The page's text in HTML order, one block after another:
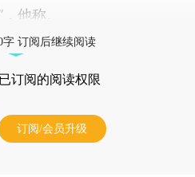
他称。
字 订阅后继续阅读
订阅的阅读权限
订阅/会员升级